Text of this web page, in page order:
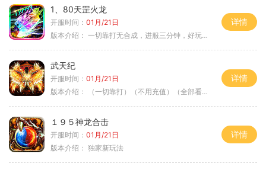
1、80天罡火龙
开服时间： 01月/21日
版本介绍： 一切靠打无合成，进服三分钟，好玩一整年。
详情
武天纪
开服时间： 01月/21日
版本介绍：
（一切靠打）（不用充值）（全部看脸）
详情
１９５神龙合击
开服时间： 01月/21日
版本介绍： 独家新玩法
详情